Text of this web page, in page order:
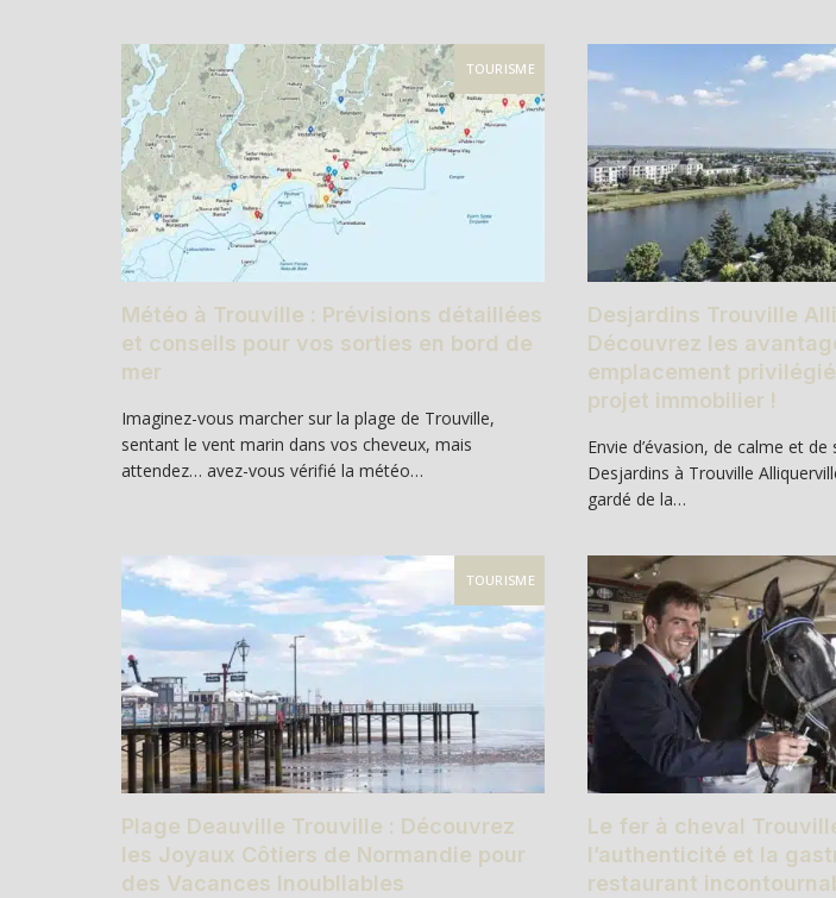
TOURISME
Météo à Trouville : Prévisions détaillées
et conseils pour vos sorties en bord de
mer
Imaginez-vous marcher sur la plage de Trouville,
sentant le vent marin dans vos cheveux, mais
attendez… avez-vous vérifié la météo…
Desjardins Trouville
Découvrez les
emplacement
projet immobilier !
Envie d’évasion, de calme et
Desjardins à Trouville
gardé de la…
TOURISME
Plage Deauville Trouville : Découvrez
les Joyaux Côtiers de Normandie pour
des Vacances Inoubliables
Le fer à cheval
l’authenticité et la
restaurant